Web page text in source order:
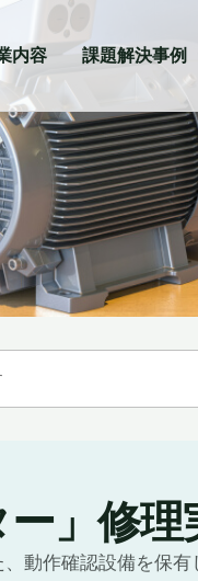
内容 課題解決事例
」修理
動作確認設備を保